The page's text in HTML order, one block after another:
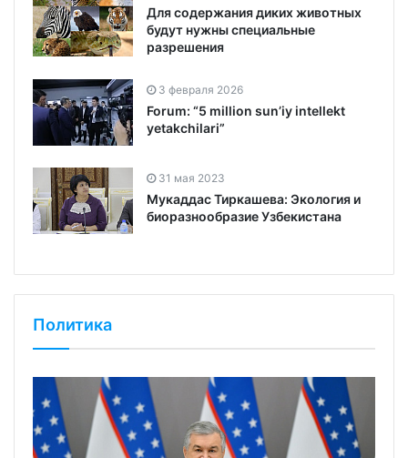
Для содержания диких животных
будут нужны специальные
разрешения
3 февраля 2026
Forum: “5 million sun’iy intellekt
yetakchilari”
31 мая 2023
Мукаддас Тиркашева: Экология и
биоразнообразие Узбекистана
Политика